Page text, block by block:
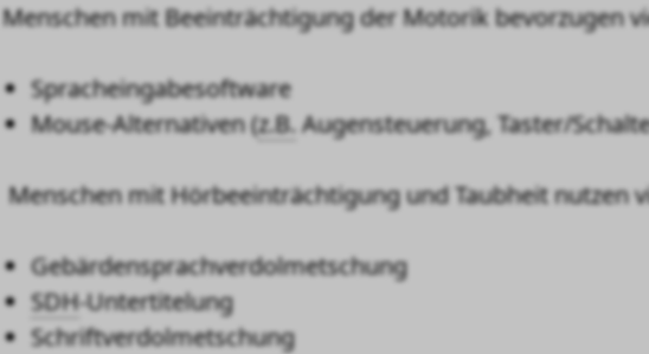
Menschen mit Beeinträchtigung der Motorik bevorzugen
Spracheingabesoftware
Mouse-Alternativen (z.B.Augensteuerung, Taster/
Menschen mit Hörbeeinträchtigung und Taubheit nutzen
Gebärdensprachverdolmetschung
SDH-Untertitelung
Schriftverdolmetschung